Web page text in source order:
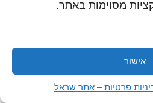
מסוימות באתר.
אישור
פרטיות – אתר שראל